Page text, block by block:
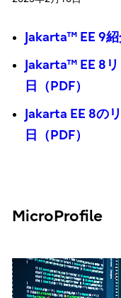
Jakarta™ EE 9
Jakarta™ EE 8
日（PDF）
Jakarta EE 8の
日（PDF）
MicroProfile